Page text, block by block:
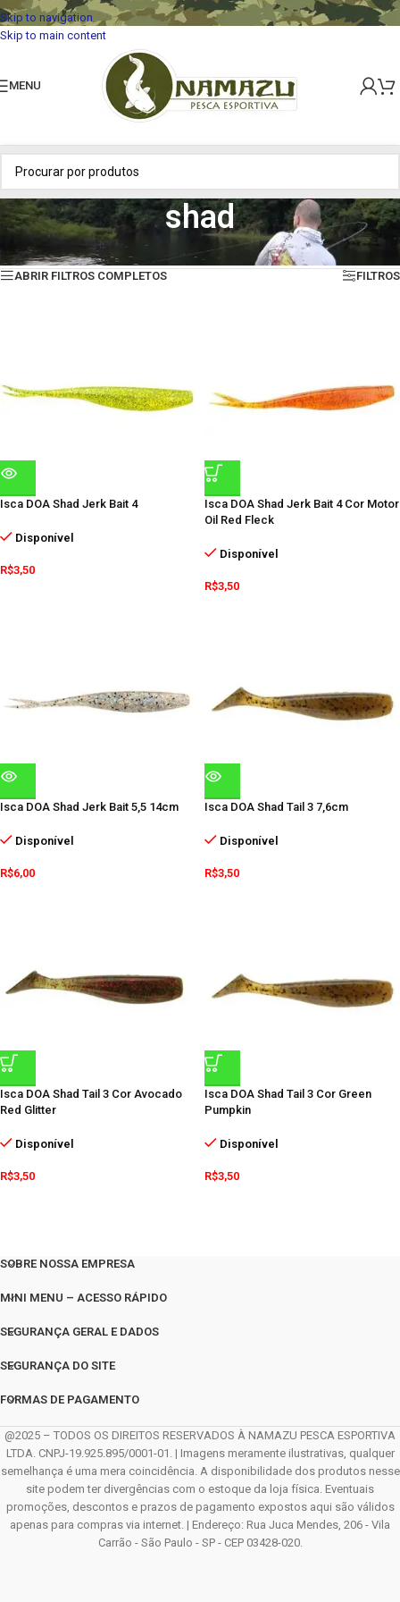
Skip to navigation
Skip to main content
MENU
shad
Mostrando todos os 6 resultados
ABRIR FILTROS COMPLETOS FILTROS
Isca DOA Shad Jerk Bait 4
Disponível
R$3,50
Isca DOA Shad Jerk Bait 4 Cor Motor
Oil Red Fleck
Disponível
R$3,50
Isca DOA Shad Jerk Bait 5,5 14cm
Disponível
R$6,00
Isca DOA Shad Tail 3 7,6cm
Disponível
R$3,50
Isca DOA Shad Tail 3 Cor Avocado
Red Glitter
Disponível
R$3,50
Isca DOA Shad Tail 3 Cor Green
Pumpkin
Disponível
R$3,50
SOBRE NOSSA EMPRESA
MINI MENU – ACESSO RÁPIDO
SEGURANÇA GERAL E DADOS
SEGURANÇA DO SITE
FORMAS DE PAGAMENTO
@2025 – TODOS OS DIREITOS RESERVADOS À NAMAZU PESCA ESPORTIVA
LTDA. CNPJ-19.925.895/0001-01. | Imagens meramente ilustrativas, qualquer
semelhança é uma mera coincidência. A disponibilidade dos produtos nesse
site podem ter divergências com o estoque da loja física. Eventuais
promoções, descontos e prazos de pagamento expostos aqui são válidos
apenas para compras via internet. | Endereço: Rua Juca Mendes, 206 - Vila
Carrão - São Paulo - SP - CEP 03428-020.